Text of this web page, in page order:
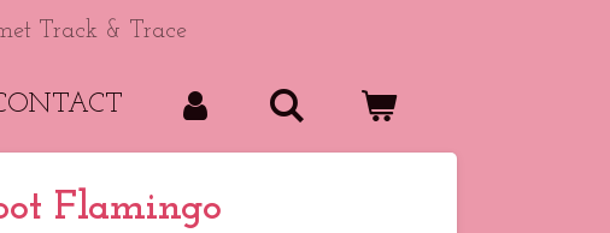
Track & Trace
Flamingo